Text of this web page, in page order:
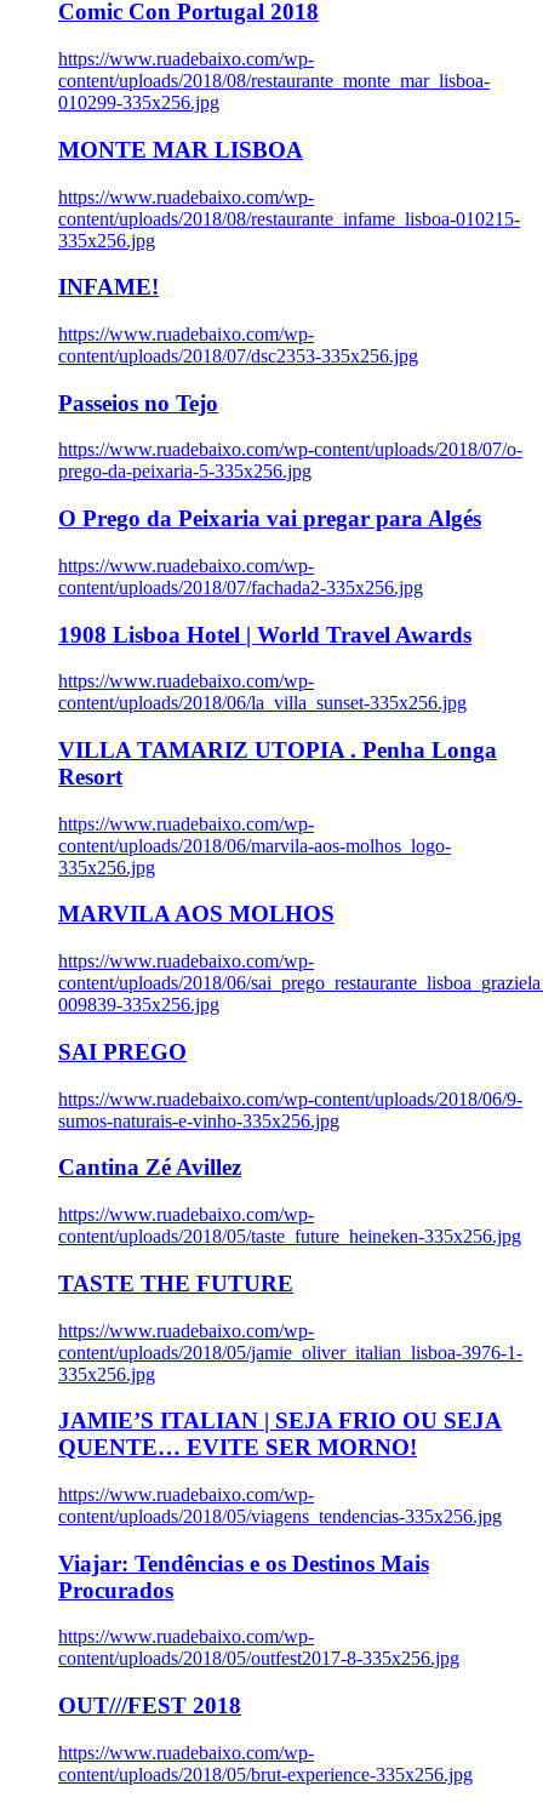
Comic Con Portugal 2018
https://www.ruadebaixo.com/wp-
content/uploads/2018/08/restaurante_monte_mar_lisboa-
010299-335x256.jpg
MONTE MAR LISBOA
https://www.ruadebaixo.com/wp-
content/uploads/2018/08/restaurante_infame_lisboa-010215-
335x256.jpg
INFAME!
https://www.ruadebaixo.com/wp-
content/uploads/2018/07/dsc2353-335x256.jpg
Passeios no Tejo
https://www.ruadebaixo.com/wp-content/uploads/2018/07/o-
prego-da-peixaria-5-335x256.jpg
O Prego da Peixaria vai pregar para Algés
https://www.ruadebaixo.com/wp-
content/uploads/2018/07/fachada2-335x256.jpg
1908 Lisboa Hotel | World Travel Awards
https://www.ruadebaixo.com/wp-
content/uploads/2018/06/la_villa_sunset-335x256.jpg
VILLA TAMARIZ UTOPIA . Penha Longa
Resort
https://www.ruadebaixo.com/wp-
content/uploads/2018/06/marvila-aos-molhos_logo-
335x256.jpg
MARVILA AOS MOLHOS
https://www.ruadebaixo.com/wp-
content/uploads/2018/06/
009839-335x256.jpg
SAI PREGO
https://www.ruadebaixo.com/wp-content/uploads/2018/06/9-
sumos-naturais-e-vinho-335x256.jpg
Cantina Zé Avillez
https://www.ruadebaixo.com/wp-
content/uploads/2018/05/taste_future_heineken-335x256.jpg
TASTE THE FUTURE
https://www.ruadebaixo.com/wp-
content/uploads/2018/05/jamie_oliver_italian_lisboa-3976-1-
335x256.jpg
JAMIE’S ITALIAN | SEJA FRIO OU SEJA
QUENTE… EVITE SER MORNO!
https://www.ruadebaixo.com/wp-
content/uploads/2018/05/viagens_tendencias-335x256.jpg
Viajar: Tendências e os Destinos Mais
Procurados
https://www.ruadebaixo.com/wp-
content/uploads/2018/05/outfest2017-8-335x256.jpg
OUT///FEST 2018
https://www.ruadebaixo.com/wp-
content/uploads/2018/05/brut-experience-335x256.jpg